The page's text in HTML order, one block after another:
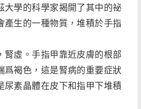
大學的科學家揭開了其中的祕
生的一種物質，堆積於手指
虛。手指甲靠近皮膚的根部
爲褐色，這是腎病的重要症狀
尿素晶體在皮下和指甲下堆積